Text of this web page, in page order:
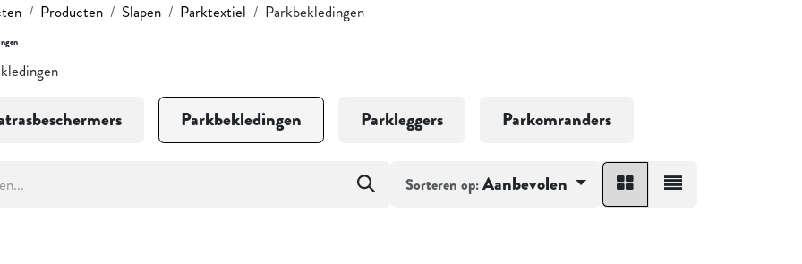
Producten Slapen Parktextiel Parkbekledingen
Parkbekledingen Parkleggers Parkomranders
Sorteren op:Aanbevolen